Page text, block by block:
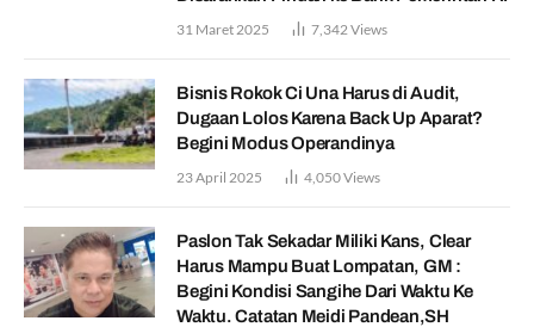
31 Maret 2025 7,342 Views
Bisnis Rokok Ci Una Harus di Audit,
Dugaan Lolos Karena Back Up Aparat?
Begini Modus Operandinya
23 April 2025 4,050Views
Paslon Tak Sekadar Miliki Kans, Clear
Harus Mampu Buat Lompatan, GM :
Begini Kondisi Sangihe Dari Waktu Ke
Waktu. Catatan Meidi Pandean,SH